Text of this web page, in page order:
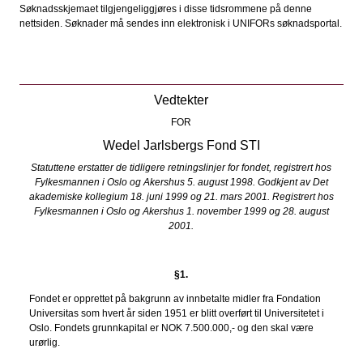
Søknadsskjemaet tilgjengeliggjøres i disse tidsrommene på denne
nettsiden. Søknader må sendes inn elektronisk i UNIFORs søknadsportal.
Vedtekter
FOR
Wedel Jarlsbergs Fond STI
Statuttene erstatter de tidligere retningslinjer for fondet, registrert hos
Fylkesmannen i Oslo og Akershus 5. august 1998. Godkjent av Det
akademiske kollegium 18. juni 1999 og 21. mars 2001. Registrert hos
Fylkesmannen i Oslo og Akershus 1. november 1999 og 28. august
2001.
§1.
Fondet er opprettet på bakgrunn av innbetalte midler fra Fondation
Universitas som hvert år siden 1951 er blitt overført til Universitetet i
Oslo. Fondets grunnkapital er NOK 7.500.000,- og den skal være
urørlig.